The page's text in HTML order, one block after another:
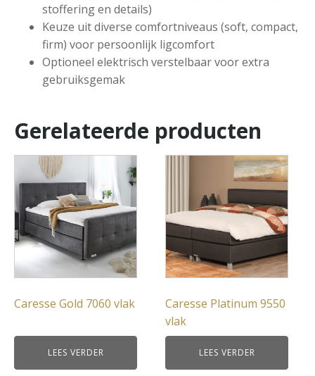
stoffering en details)
Keuze uit diverse comfortniveaus (soft, compact,
firm) voor persoonlijk ligcomfort
Optioneel elektrisch verstelbaar voor extra
gebruiksgemak
Gerelateerde producten
Caresse Gold 7060 vlak
LEES VERDER
Caresse Platinum 9550
vlak
LEES VERDER